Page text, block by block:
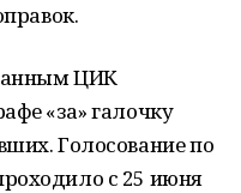
ЦИК
«за» галочку
Голосование по
с 25 июня